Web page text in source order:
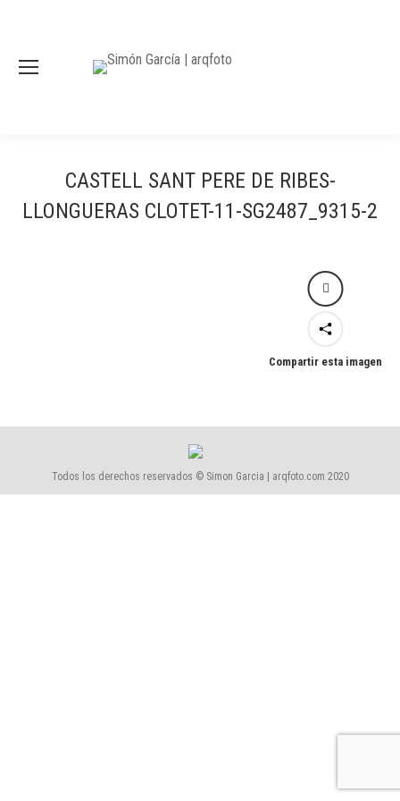
CASTELL SANT PERE DE RIBES-
LLONGUERAS CLOTET-11-SG2487_9315-2
Compartir esta imagen
Todos los derechos reservados © Simon Garcia | arqfoto.com 2020